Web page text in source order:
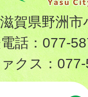
賀県野洲市
話： 077-
クス：